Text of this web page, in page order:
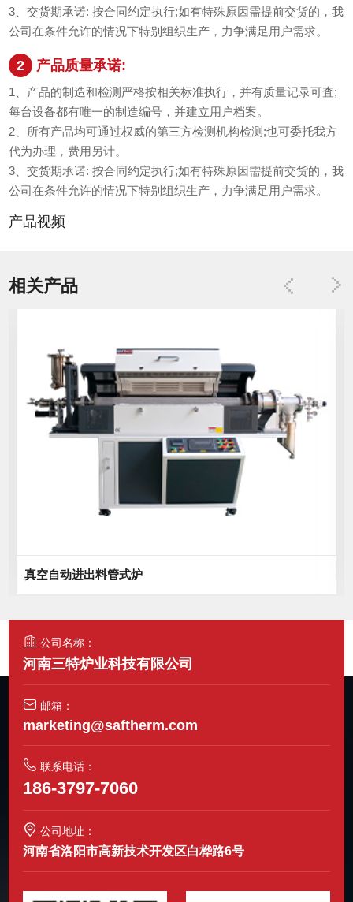
3、交货期承诺: 按合同约定执行;如有特殊原因需提前交货的，我
公司在条件允许的情况下特别组织生产，力争满足用户需求。
2 产品质量承诺:
1、产品的制造和检测严格按相关标准执行，并有质量记录可査;
每台设备都有唯一的制造编号，并建立用户档案。
2、所有产品均可通过权威的第三方检测机构检测;也可委托我方
代为办理，费用另计。
3、交货期承诺: 按合同约定执行;如有特殊原因需提前交货的，我
公司在条件允许的情况下特别组织生产，力争满足用户需求。
产品视频
相关产品
真空自动进出料管式炉
公司名称：
河南三特炉业科技有限公司
邮箱：
marketing@saftherm.com
联系电话：
186-3797-7060
公司地址：
河南省洛阳市高新技术开发区白桦路6号